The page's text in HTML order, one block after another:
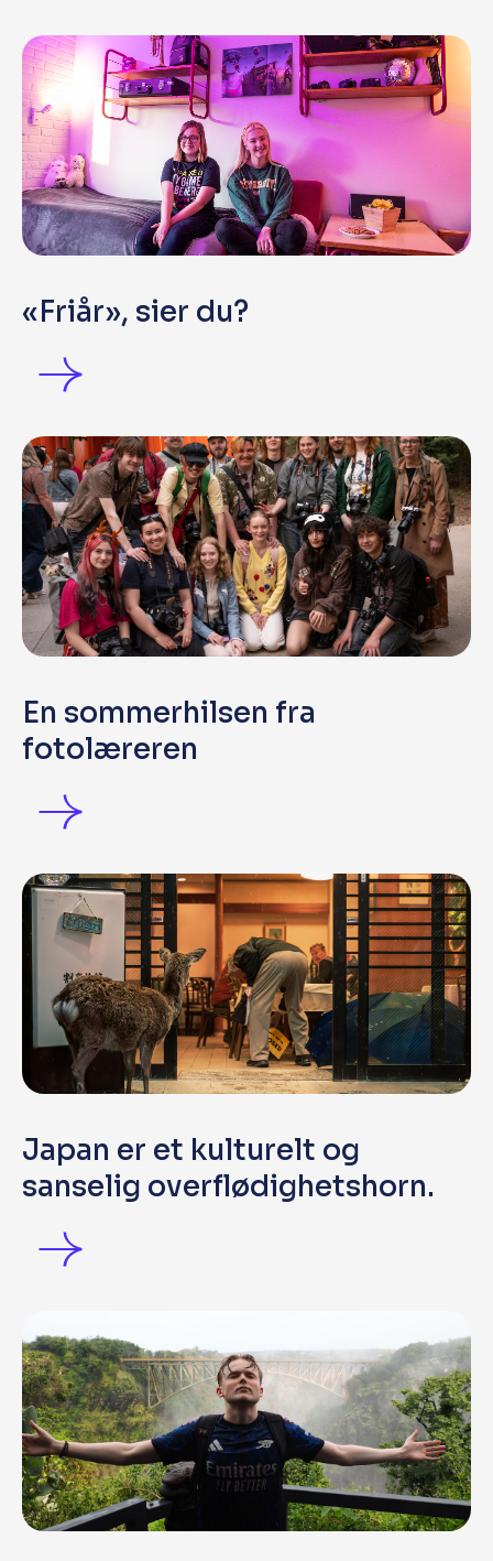
«Friår», sier du?
En sommerhilsen fra
fotolæreren
Japan er et kulturelt og
sanselig overflødighetshorn.